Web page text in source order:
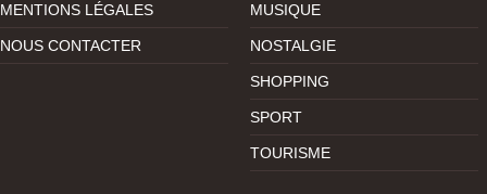
MENTIONS LÉGALES
NOUS CONTACTER
MUSIQUE
NOSTALGIE
SHOPPING
SPORT
TOURISME